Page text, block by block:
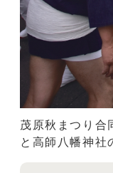
茂原秋まつり合
と高師八幡神社